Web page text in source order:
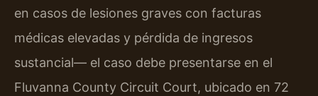
en casos de lesiones graves con facturas
médicas elevadas y pérdida de ingresos
sustancial— el caso debe presentarse en el
Fluvanna County Circuit Court, ubicado en 72